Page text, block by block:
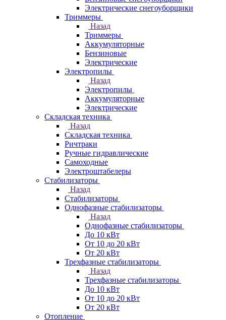
Электрические снегоуборщики
Триммеры
Назад
Триммеры
Аккумуляторные
Бензиновые
Электрические
Электропилы
Назад
Электропилы
Аккумуляторные
Электрические
Складская техника
Назад
Складская техника
Ричтраки
Ручные гидравлические
Самоходные
Электроштабелеры
Стабилизаторы
Назад
Стабилизаторы
Однофазные стабилизаторы
Назад
Однофазные стабилизаторы
До 10 кВт
От 10 до 20 кВт
От 20 кВт
Трехфазные стабилизаторы
Назад
Трехфазные стабилизаторы
До 10 кВт
От 10 до 20 кВт
От 20 кВт
Отопление